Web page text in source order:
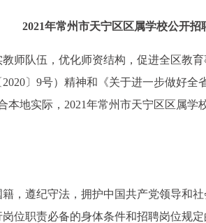
2021年常州市天宁区区属学校公开招
师队伍，优化师资结构，促进全区教
〕9号）精神和《关于进一步做好
本地实际，2021年常州市天宁区区属
籍，遵纪守法，拥护中国共产党领导和
位职责必备的身体条件和招聘岗位规